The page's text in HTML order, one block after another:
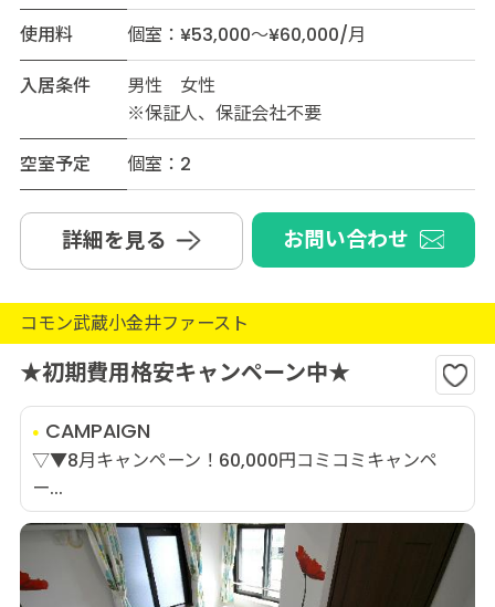
使用料
個室：¥53,000～¥60,000/月
入居条件
男性 女性
※保証人、保証会社不要
空室予定
個室：2
詳細を見る お問い合わせ
コモン武蔵小金井ファースト
★初期費用格安キャンペーン中★
CAMPAIGN
▽▼8月キャンペーン！60,000円コミコミキャンペ
ー...